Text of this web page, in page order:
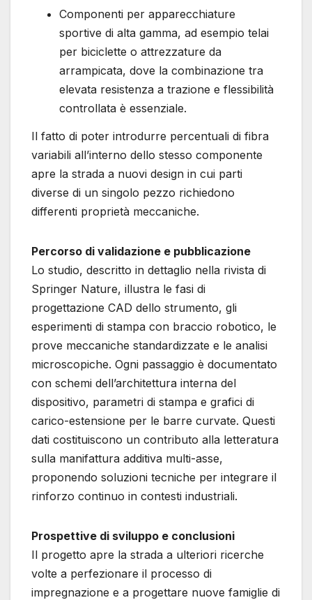
Componenti per apparecchiature
sportive di alta gamma, ad esempio telai
per biciclette o attrezzature da
arrampicata, dove la combinazione tra
elevata resistenza a trazione e flessibilità
controllata è essenziale.
Il fatto di poter introdurre percentuali di fibra
variabili all’interno dello stesso componente
apre la strada a nuovi design in cui parti
diverse di un singolo pezzo richiedono
differenti proprietà meccaniche.
Percorso di validazione e pubblicazione
Lo studio, descritto in dettaglio nella rivista di
Springer Nature, illustra le fasi di
progettazione CAD dello strumento, gli
esperimenti di stampa con braccio robotico, le
prove meccaniche standardizzate e le analisi
microscopiche. Ogni passaggio è documentato
con schemi dell’architettura interna del
dispositivo, parametri di stampa e grafici di
carico-estensione per le barre curvate. Questi
dati costituiscono un contributo alla letteratura
sulla manifattura additiva multi-asse,
proponendo soluzioni tecniche per integrare il
rinforzo continuo in contesti industriali.
Prospettive di sviluppo e conclusioni
Il progetto apre la strada a ulteriori ricerche
volte a perfezionare il processo di
impregnazione e a progettare nuove famiglie di